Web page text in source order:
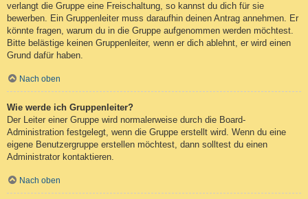
verlangt die Gruppe eine Freischaltung, so kannst du dich für sie
bewerben. Ein Gruppenleiter muss daraufhin deinen Antrag annehmen. Er
könnte fragen, warum du in die Gruppe aufgenommen werden möchtest.
Bitte belästige keinen Gruppenleiter, wenn er dich ablehnt, er wird einen
Grund dafür haben.
Nach oben
Wie werde ich Gruppenleiter?
Der Leiter einer Gruppe wird normalerweise durch die Board-
Administration festgelegt, wenn die Gruppe erstellt wird. Wenn du eine
eigene Benutzergruppe erstellen möchtest, dann solltest du einen
Administrator kontaktieren.
Nach oben